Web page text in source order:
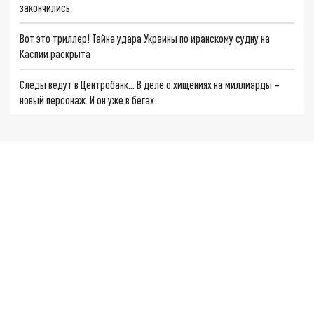
закончились
Вот это триллер! Тайна удара Украины по иранскому судну на
Каспии раскрыта
Следы ведут в Центробанк… В деле о хищениях на миллиарды –
новый персонаж. И он уже в бегах